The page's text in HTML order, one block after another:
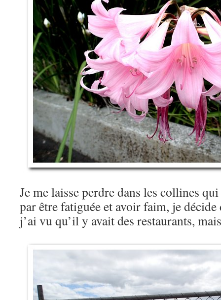
Je me laisse perdre dans les collines
par être fatiguée et avoir faim, je
j’ai vu qu’il y avait des restaurants,